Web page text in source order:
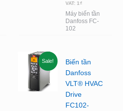
VAT: 1₫
Máy biến tần
Danfoss FC-
102
Sale!
Biến tần
Danfoss
VLT® HVAC
Drive
FC102-